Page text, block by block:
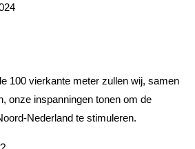
100 vierkante meter zullen wij, samen
onze inspanningen tonen om de
Nederland te stimuleren.